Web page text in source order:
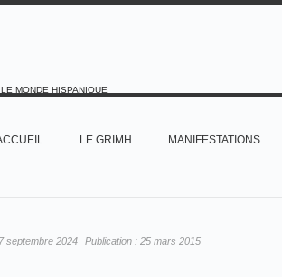
MONDE HISPANIQUE
LE GRIMH MANIFESTATIONS
septembre 2024 Publication : 25 mars 2015